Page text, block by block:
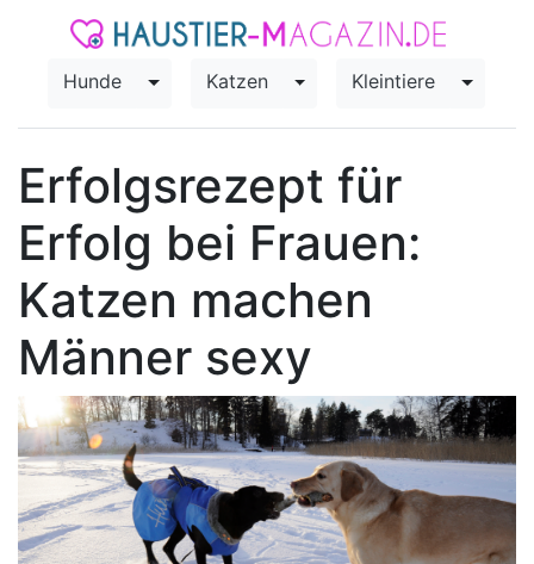
Hunde Toggle Dropdown
Katzen Toggle Dropdown
Kleintiere Toggle
Erfolgsrezept für
Erfolg bei Frauen:
Katzen machen
Männer sexy